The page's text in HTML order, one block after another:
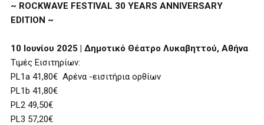
~ ROCKWAVE FESTIVAL 30 YEARS ANNIVERSARY
EDITION ~
10 Ιουνίου 2025 | Δημοτικό Θέατρο Λυκαβηττού, Αθήνα
Τιμές Εισιτηρίων:
PL1a 41,80€ Αρένα -εισιτήρια ορθίων
PL1b 41,80€
PL2 49,50€
PL3 57,20€